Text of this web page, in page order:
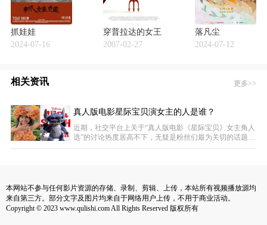
抓娃娃
2024-07-16
穿普拉达的女王
2007-02-27
落凡尘
2024-07-12
相关资讯 更多>>
真人版电影星际宝贝演女主的人是谁？
近期，社交平台上关于“真人版电影《星际宝贝》女主角人
选”的讨论热度居高不下，无疑是粉丝们最为关切的话题。
今天，我们就来深入聊聊关于这部影片中女主角扮演者的
雅来自风景如画的夏威夷，她在影片中不仅精准捕捉了莉
萝的性格特征，还将这位勇敢且聪明的小女孩与外
本网站不参与任何影片资源的存储、录制、剪辑、上传，本站所有视频播放源均
来自第三方。部分文字及图片均来自于网络用户上传，不用于商业活动。
Copyright © 2023 www.qulishi.com All Rights Reserved 版权所有